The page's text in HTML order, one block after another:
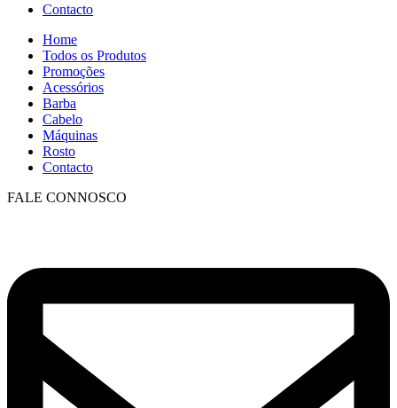
Contacto
Home
Todos os Produtos
Promoções
Acessórios
Barba
Cabelo
Máquinas
Rosto
Contacto
FALE CONNOSCO